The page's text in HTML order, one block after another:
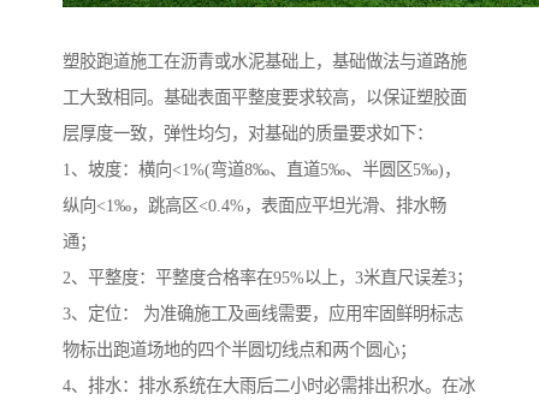
塑胶跑道施工在沥青或水泥基础上，基础做法与道路施
工大致相同。基础表面平整度要求较高，以保证塑胶面
层厚度一致，弹性均匀，对基础的质量要求如下：
1、坡度：横向<1%(弯道8‰、直道5‰、半圆区5‰)，
纵向<1‰，跳高区<0.4%，表面应平坦光滑、排水畅
通；
2、平整度：平整度合格率在95%以上，3米直尺误差3；
3、定位： 为准确施工及画线需要，应用牢固鲜明标志
物标出跑道场地的四个半圆切线点和两个圆心；
4、排水：排水系统在大雨后二小时必需排出积水。在冰